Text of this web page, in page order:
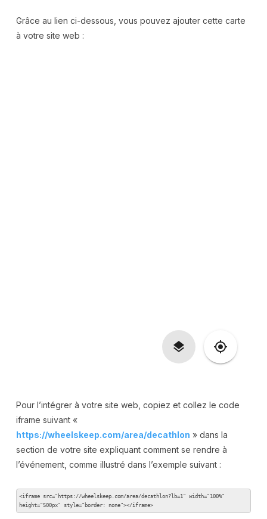
Grâce au lien ci-dessous, vous pouvez ajouter cette carte
à votre site web :
Pour l’intégrer à votre site web, copiez et collez le code
iframe suivant «
https://wheelskeep.com/area/decathlon » dans la
section de votre site expliquant comment se rendre à
l’événement, comme illustré dans l’exemple suivant :
<iframe src="https://wheelskeep.com/area/decathlon?lb=1" width="100%"
height="500px" style="border: none"></iframe>